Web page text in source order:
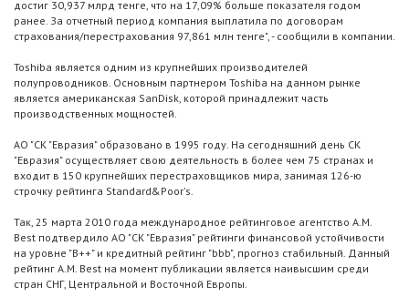
достиг 30,937 млрд тенге, что на 17,09% больше показателя годом
ранее. За отчетный период компания выплатила по договорам
страхования/перестрахования 97,861 млн тенге", - сообщили в компании.
Toshiba является одним из крупнейших производителей
полупроводников. Основным партнером Toshiba на данном рынке
является американская SanDisk, которой принадлежит часть
производственных мощностей.
АО "СК "Евразия" образовано в 1995 году. На сегодняшний день СК
"Евразия" осуществляет свою деятельность в более чем 75 странах и
входит в 150 крупнейших перестраховщиков мира, занимая 126-ю
строчку рейтинга Standard&Poor's.
Так, 25 марта 2010 года международное рейтинговое агентство A.M.
Best подтвердило АО "СК "Евразия" рейтинги финансовой устойчивости
на уровне "B++" и кредитный рейтинг "bbb", прогноз стабильный. Данный
рейтинг A.M. Best на момент публикации является наивысшим среди
стран СНГ, Центральной и Восточной Европы.